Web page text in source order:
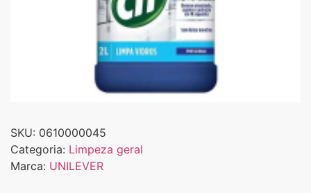
SKU: 0610000045
Categoria: Limpeza geral
Marca: UNILEVER